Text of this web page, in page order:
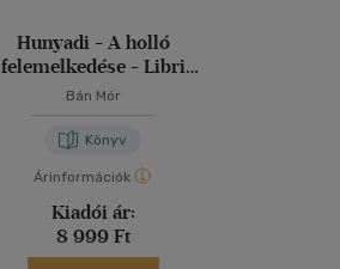
Hunyadi - A holló
felemelkedése - Libri
Különleges Kiadás
Bán Mór
Könyv
Árinformációk
Kiadói ár:
8 999 Ft